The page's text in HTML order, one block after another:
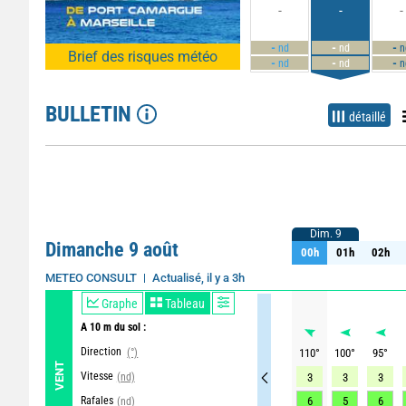
Brief des risques météo
-
- nd
- nd
-
- nd
- nd
-
-
-
BULLETIN détaillé
Dimanche 9 août
METEO CONSULT Actualisé, il y a 3h
VENT
Graphe Tableau
A 10 m du sol :
Direction (°)
Vitesse (nd)
Rafales (nd)
Dim. 9
00h 01h 02h
Dim. 9
00h 01h 02h
110° 100° 95°
3
3 3
6
5 6